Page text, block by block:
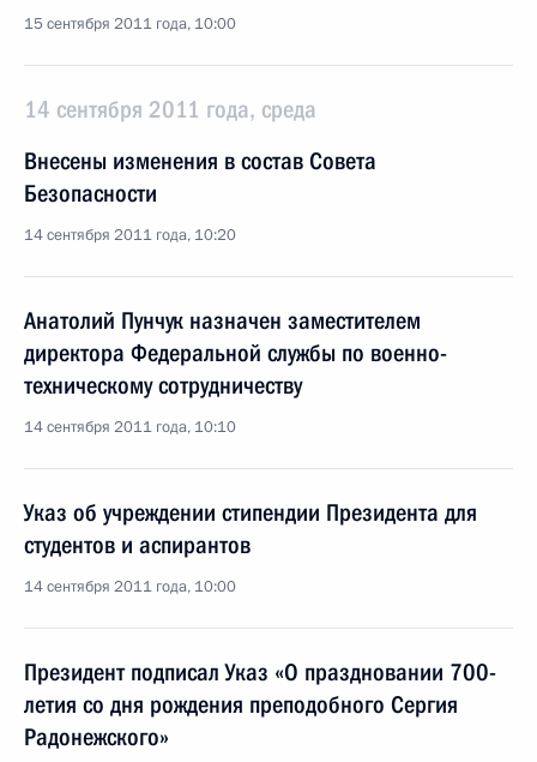
15 сентября 2011 года, 10:00
14 сентября 2011 года, среда
Внесены изменения в состав Совета
Безопасности
14 сентября 2011 года, 10:20
Анатолий Пунчук назначен заместителем
директора Федеральной службы по военно-
техническому сотрудничеству
14 сентября 2011 года, 10:10
Указ об учреждении стипендии Президента для
студентов и аспирантов
14 сентября 2011 года, 10:00
Президент подписал Указ «О праздновании 700-
летия со дня рождения преподобного Сергия
Радонежского»